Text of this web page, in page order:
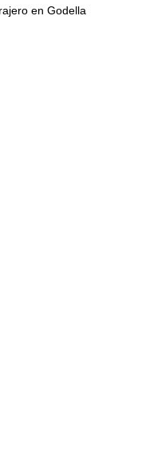
en Godella